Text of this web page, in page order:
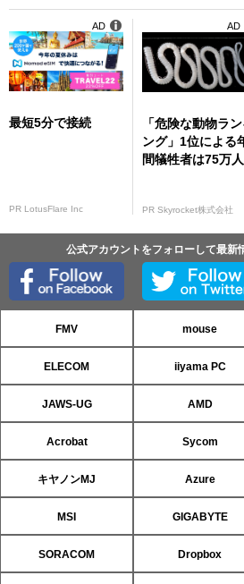
最短5分で接続
PR LotusFlare Inc
AD
「危険な動物ラ
ング」1位による
間犠牲者は75万人
PR Skyrocket株式会社
AD
公式アカウントをフォローして最新
FMV mouse
ELECOM iiyama PC
JAWS-UG AMD
Acrobat Sycom
キヤノンMJ Azure
MSI GIGABYTE
SORACOM Dropbox